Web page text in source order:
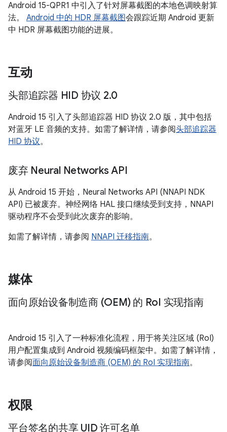
Android 15-QPR1 中引入了针对屏幕截图的本地色调映射算
法。 Android 中的 HDR 屏幕截图会跟踪近期 Android 更新
中 HDR 屏幕截图功能的进展。
互动
头部追踪器 HID 协议 2.0
Android 15 引入了头部追踪器 HID 协议 2.0 版，其中包括
对蓝牙 LE 音频的支持。如需了解详情，请参阅头部追踪器
HID 协议。
废弃 Neural Networks API
从 Android 15 开始，Neural Networks API (NNAPI NDK
API) 已被废弃。神经网络 HAL 接口继续受到支持，NNAPI
驱动程序不会受到此次废弃的影响。
如需了解详情，请参阅 NNAPI 迁移指南。
媒体
面向原始设备制造商 (OEM) 的 RoI 实现指南
Android 15 引入了一种标准化流程，用于将关注区域 (RoI)
用户配置集成到 Android 视频编码框架中。如需了解详情，
请参阅面向原始设备制造商 (OEM) 的 RoI 实现指南。
权限
平台签名的共享 UID 许可名单